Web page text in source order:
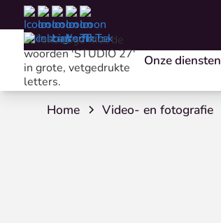
Onze diensten
Home Video- en fotografie